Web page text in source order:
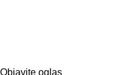
Objavite oglas